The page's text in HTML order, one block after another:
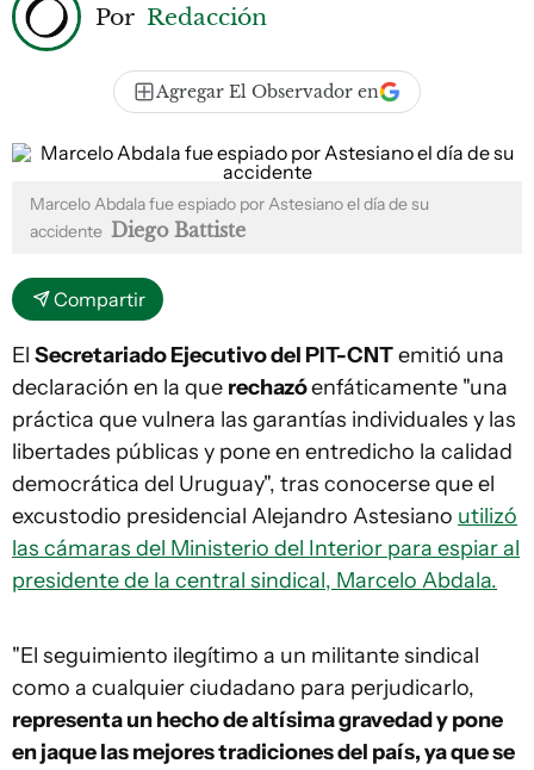
Por Redacción
Agregar El Observador en
Marcelo Abdala fue espiado por Astesiano el día de su
accidente Diego Battiste
Compartir
El Secretariado Ejecutivo del PIT-CNTemitió una
declaración en la que rechazóenfáticamente "una
práctica que vulnera las garantías individuales y las
libertades públicas y pone en entredicho la calidad
democrática del Uruguay", tras conocerse que el
excustodio presidencial Alejandro Astesiano utilizó
las cámaras del Ministerio del Interior para espiar al
presidente de la central sindical, Marcelo Abdala.
"El seguimiento ilegítimo a un militante sindical
como a cualquier ciudadano para perjudicarlo,
representa un hecho de altísima gravedad y pone
en jaque las mejores tradiciones del país, ya que se